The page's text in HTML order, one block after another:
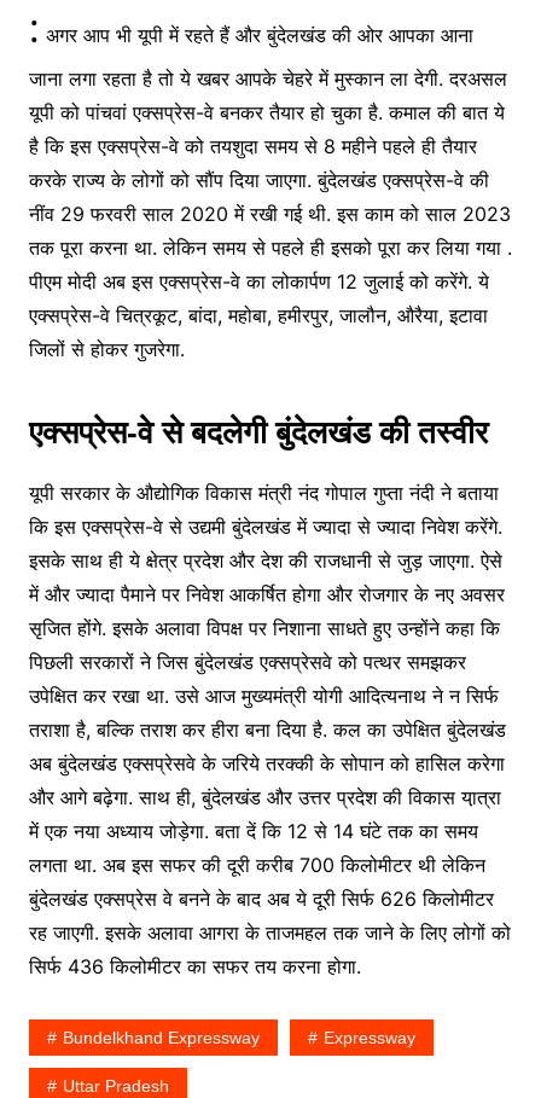
: अगर आप भी यूपी में रहते हैं और बुंदेलखंड की ओर आपका आना
जाना लगा रहता है तो ये खबर आपके चेहरे में मुस्कान ला देगी. दरअसल
यूपी को पांचवां एक्सप्रेस-वे बनकर तैयार हो चुका है. कमाल की बात ये
है कि इस एक्सप्रेस-वे को तयशुदा समय से 8 महीने पहले ही तैयार
करके राज्य के लोगों को सौंप दिया जाएगा. बुंदेलखंड एक्सप्रेस-वे की
नींव 29 फरवरी साल 2020 में रखी गई थी. इस काम को साल 2023
तक पूरा करना था. लेकिन समय से पहले ही इसको पूरा कर लिया गया .
पीएम मोदी अब इस एक्सप्रेस-वे का लोकार्पण 12 जुलाई को करेंगे. ये
एक्सप्रेस-वे चित्रकूट, बांदा, महोबा, हमीरपुर, जालौन, औरैया, इटावा
जिलों से होकर गुजरेगा.
एक्सप्रेस-वे से बदलेगी बुंदेलखंड की तस्वीर
यूपी सरकार के औद्योगिक विकास मंत्री नंद गोपाल गुप्ता नंदी ने बताया
कि इस एक्सप्रेस-वे से उद्यमी बुंदेलखंड में ज्यादा से ज्यादा निवेश करेंगे.
इसके साथ ही ये क्षेत्र प्रदेश और देश की राजधानी से जुड़ जाएगा. ऐसे
में और ज्यादा पैमाने पर निवेश आकर्षित होगा और रोजगार के नए अवसर
सृजित होंगे. इसके अलावा विपक्ष पर निशाना साधते हुए उन्होंने कहा कि
पिछली सरकारों ने जिस बुंदेलखंड एक्सप्रेसवे को पत्थर समझकर
उपेक्षित कर रखा था. उसे आज मुख्यमंत्री योगी आदित्यनाथ ने न सिर्फ
तराशा है, बल्कि तराश कर हीरा बना दिया है. कल का उपेक्षित बुंदेलखंड
अब बुंदेलखंड एक्सप्रेसवे के जरिये तरक्की के सोपान को हासिल करेगा
और आगे बढ़ेगा. साथ ही, बुंदेलखंड और उत्तर प्रदेश की विकास या़त्रा
में एक नया अध्याय जोड़ेगा. बता दें कि 12 से 14 घंटे तक का समय
लगता था. अब इस सफर की दूरी करीब 700 किलोमीटर थी लेकिन
बुंदेलखंड एक्सप्रेस वे बनने के बाद अब ये दूरी सिर्फ 626 किलोमीटर
रह जाएगी. इसके अलावा आगरा के ताजमहल तक जाने के लिए लोगों को
सिर्फ 436 किलोमीटर का सफर तय करना होगा.
Bundelkhand Expressway Expressway
Uttar Pradesh